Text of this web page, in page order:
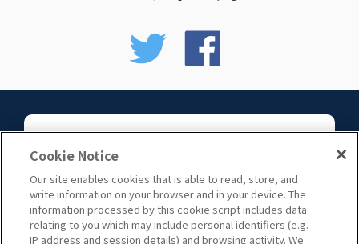
お問い合わせ
Cookie Notice
Our site enables cookies that is able to read, store, and
write information on your browser and in your device. The
information processed by this cookie script includes data
relating to you which may include personal identifiers (e.g.
IP address and session details) and browsing activity. We